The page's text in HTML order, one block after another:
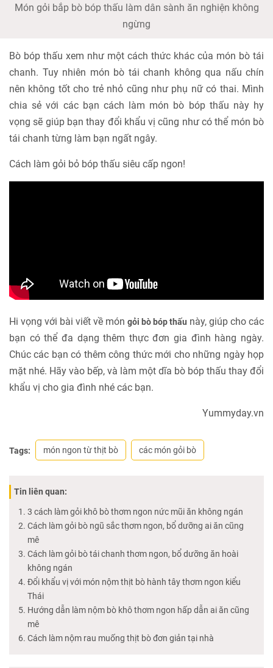
Món gỏi bắp bò bóp thấu làm dân sành ăn nghiện không
ngừng
Bò bóp thấu xem như một cách thức khác của món bò tái
chanh. Tuy nhiên món bò tái chanh không qua nấu chín
nên không tốt cho trẻ nhỏ cũng như phụ nữ có thai. Mình
chia sẻ với các bạn cách làm món bò bóp thấu này hy
vọng sẽ giúp bạn thay đổi khẩu vị cũng như có thể món bò
tái chanh từng làm bạn ngất ngây.
Cách làm gỏi bỏ bóp thấu siêu cấp ngon!
Hi vọng với bài viết về món gỏi bò bóp thấu này, giúp cho các
bạn có thể đa dạng thêm thực đơn gia đình hàng ngày.
Chúc các bạn có thêm công thức mới cho những ngày họp
mặt nhé. Hãy vào bếp, và làm một dĩa bò bóp thấu thay đổi
khẩu vị cho gia đình nhé các bạn.
Yummyday.vn
Tags: món ngon từ thịt bò các món gỏi bò
Tin liên quan:
3 cách làm gỏi khô bò thơm ngon nức mũi ăn không ngán
Cách làm gỏi bò ngũ sắc thơm ngon, bổ dưỡng ai ăn cũng
mê
Cách làm gỏi bò tái chanh thơm ngon, bổ dưỡng ăn hoài
không ngán
Đổi khẩu vị với món nộm thịt bò hành tây thơm ngon kiểu
Thái
Hướng dẫn làm nộm bò khô thơm ngon hấp dẫn ai ăn cũng
mê
Cách làm nộm rau muống thịt bò đơn giản tại nhà